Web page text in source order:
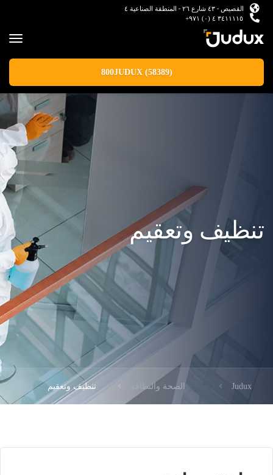
القصيص - ٤٣ شارع ٢٦ - المنطقة الصناعية ٤
٣٤١١١١٥ ٤ (٠) ٩٧١+
800JUDUX (58389)
تنظيف وتعقيم
Judux الصحة والنظافة تنظيف وتعقيم